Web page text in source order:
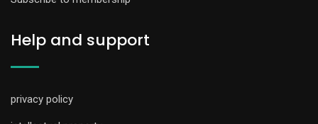
Help and support
privacy policy